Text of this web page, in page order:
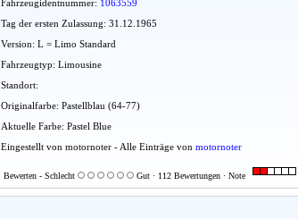
Fahrzeugidentnummer: 1063559
Tag der ersten Zulassung: 31.12.1965
Version: L = Limo Standard
Fahrzeugtyp: Limousine
Standort:
Originalfarbe: Pastellblau (64-77)
Aktuelle Farbe: Pastel Blue
Eingestellt von motornoter - Alle Einträge von motornoter
Bewerten - Schlecht Gut · 112 Bewertungen · Note